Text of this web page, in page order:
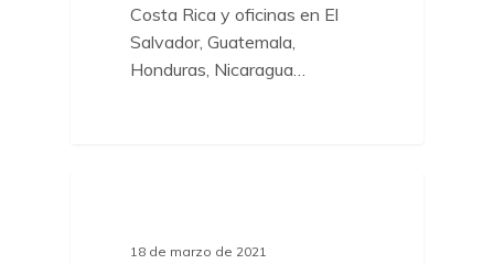
Costa Rica y oficinas en El
Salvador, Guatemala,
Honduras, Nicaragua…
18 de marzo de 2021